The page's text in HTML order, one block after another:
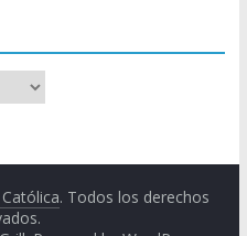
. Todos los derechos